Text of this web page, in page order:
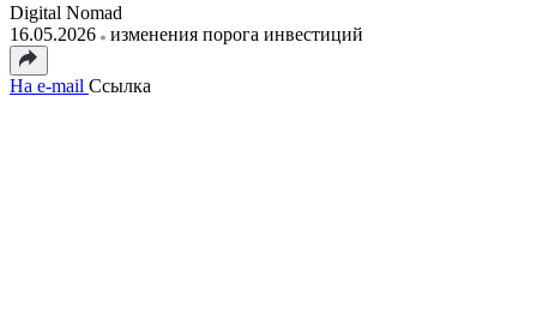
Digital Nomad
16.05.2026
изменения порога инвестиций
На e-mail Ссылка